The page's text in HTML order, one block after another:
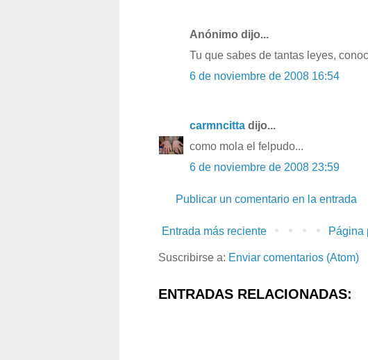
Anónimo dijo...
Tu que sabes de tantas leyes,
6 de noviembre de 2008 16:54
carmncitta dijo...
como mola el felpudo...
6 de noviembre de 2008 23:59
Publicar un comentario en la entrada
Entrada más reciente Página
Suscribirse a: Enviar comentarios (Atom)
ENTRADAS RELACIONADAS: